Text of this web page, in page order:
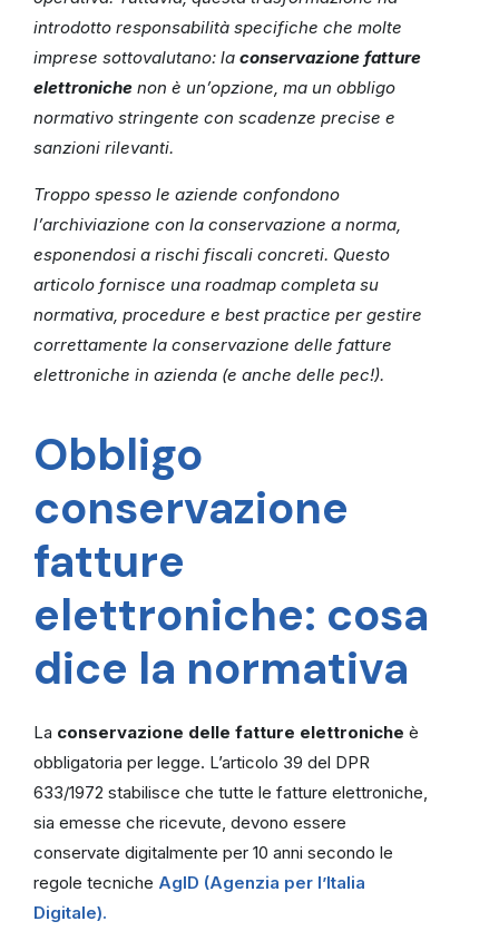
introdotto responsabilità specifiche che molte
imprese sottovalutano: la conservazione fatture
elettroniche non è un’opzione, ma un obbligo
normativo stringente con scadenze precise e
sanzioni rilevanti.
Troppo spesso le aziende confondono
l’archiviazione con la conservazione a norma,
esponendosi a rischi fiscali concreti. Questo
articolo fornisce una roadmap completa su
normativa, procedure e best practice per gestire
correttamente la conservazione delle fatture
elettroniche in azienda (e anche delle pec!).
Obbligo
conservazione
fatture
elettroniche: cosa
dice la normativa
La conservazione delle fatture elettroniche è
obbligatoria per legge. L’articolo 39 del DPR
633/1972 stabilisce che tutte le fatture elettroniche,
sia emesse che ricevute, devono essere
conservate digitalmente per 10 anni secondo le
regole tecniche AgID (Agenzia per l’Italia
Digitale).